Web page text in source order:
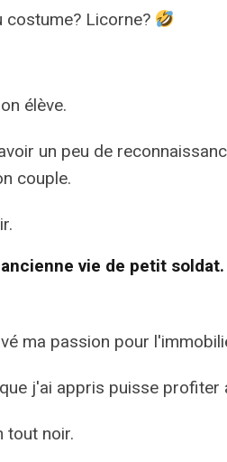
costume? Licorne?
élève.
un peu de
couple.
vie de petit soldat.
ma passion pour
j'ai appris puisse profiter
tout noir.